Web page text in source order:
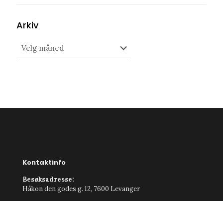
Arkiv
Kontaktinfo
Besøksadresse:
Håkon den godes g. 12, 7600 Levanger